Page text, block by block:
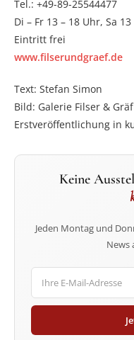
Tel.: +49-89-25544477
Di – Fr 13 – 18 Uhr, Sa
Eintritt frei
www.filserundgraef.de
Text: Stefan Simon
Bild: Galerie Filser & Gräf
Erstveröffentlichung in
Keine
Jeden Montag und
News